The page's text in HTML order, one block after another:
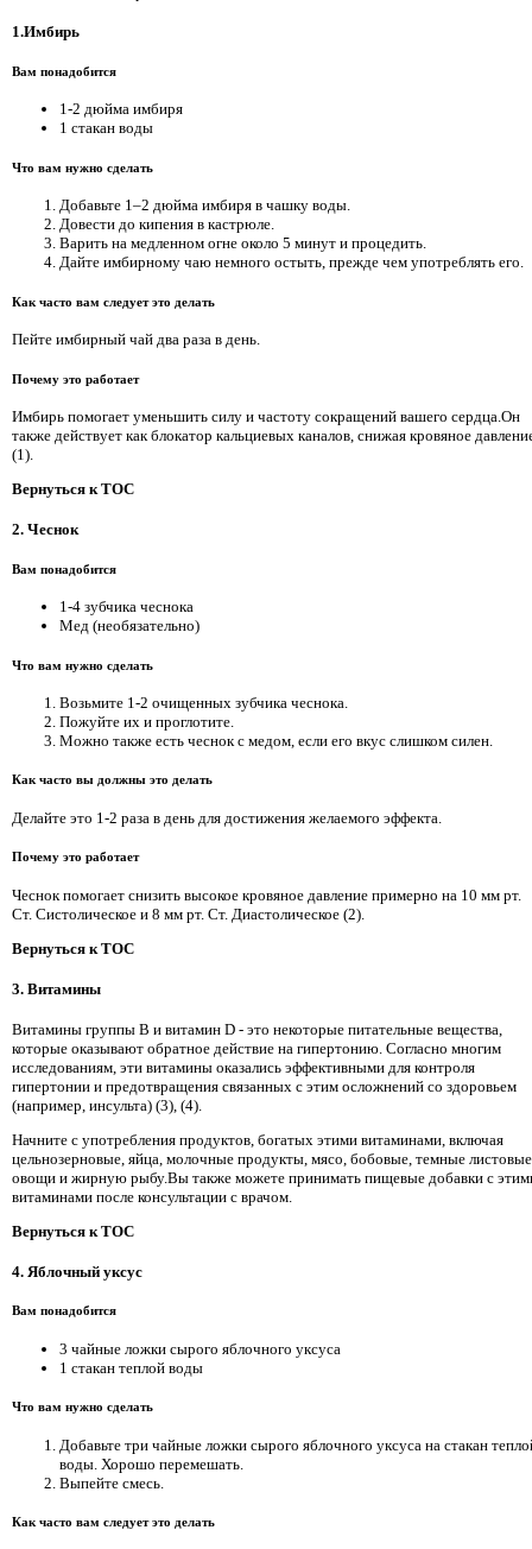
1.Имбирь
Вам понадобится
1-2 дюйма имбиря
1 стакан воды
Что вам нужно сделать
Добавьте 1–2 дюйма имбиря в чашку воды.
Довести до кипения в кастрюле.
Варить на медленном огне около 5 минут и процедить.
Дайте имбирному чаю немного остыть, прежде чем употреблять его.
Как часто вам следует это делать
Пейте имбирный чай два раза в день.
Почему это работает
Имбирь помогает уменьшить силу и частоту сокращений вашего сердца.Он
также действует как блокатор кальциевых каналов, снижая кровяное
(1).
Вернуться к TOC
2. Чеснок
Вам понадобится
1-4 зубчика чеснока
Мед (необязательно)
Что вам нужно сделать
Возьмите 1-2 очищенных зубчика чеснока.
Пожуйте их и проглотите.
Можно также есть чеснок с медом, если его вкус слишком силен.
Как часто вы должны это делать
Делайте это 1-2 раза в день для достижения желаемого эффекта.
Почему это работает
Чеснок помогает снизить высокое кровяное давление примерно на 10 мм рт.
Ст. Систолическое и 8 мм рт. Ст. Диастолическое (2).
Вернуться к TOC
3. Витамины
Витамины группы B и витамин D - это некоторые питательные вещества,
которые оказывают обратное действие на гипертонию. Согласно многим
исследованиям, эти витамины оказались эффективными для контроля
гипертонии и предотвращения связанных с этим осложнений со здоровьем
(например, инсульта) (3), (4).
Начните с употребления продуктов, богатых этими витаминами, включая
цельнозерновые, яйца, молочные продукты, мясо, бобовые, темные листовые
овощи и жирную рыбу.Вы также можете принимать пищевые добавки с
витаминами после консультации с врачом.
Вернуться к TOC
4. Яблочный уксус
Вам понадобится
3 чайные ложки сырого яблочного уксуса
1 стакан теплой воды
Что вам нужно сделать
Добавьте три чайные ложки сырого яблочного уксуса на стакан
воды. Хорошо перемешать.
Выпейте смесь.
Как часто вам следует это делать